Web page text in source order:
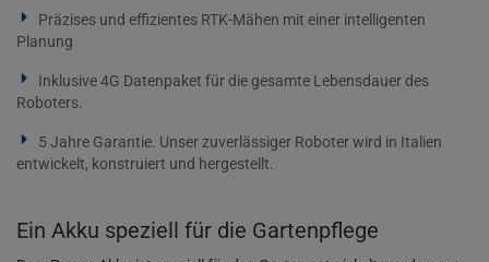
Präzises und effizientes RTK-Mähen mit einer intelligenten
Planung
Inklusive 4G Datenpaket für die gesamte Lebensdauer des
Roboters.
5 Jahre Garantie. Unser zuverlässiger Roboter wird in Italien
entwickelt, konstruiert und hergestellt.
Ein Akku speziell für die Gartenpflege